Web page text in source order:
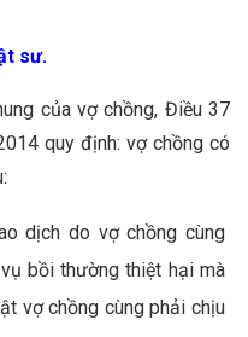
sư.
quy định: vợ chồng có
dịch do vợ chồng cùng
bồi thường thiệt hại mà
vợ chồng cùng phải chịu